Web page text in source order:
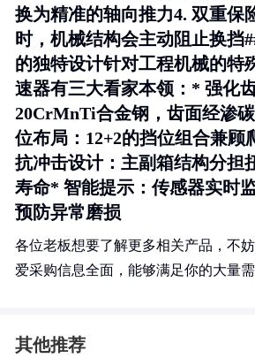
换为精准的轴向推力4. 双重保
时，机械结构会主动阻止换挡
的独特设计针对工程机械的特
速器有三大看家本领：* 强化
20CrMnTi合金钢，齿面经渗
位布局 ：12+2的挡位组合兼
抗冲击设计：主副箱结构分担
寿命* 智能提示 ：传感器实时
预防异常磨损
各位老板想要了解更多相关产品，不
爱采购信息全面，能够满足你的大量需
其他推荐